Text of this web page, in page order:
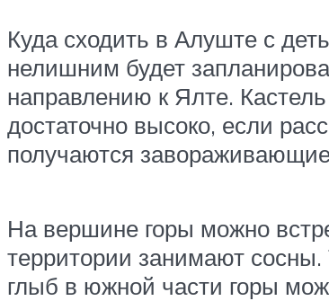
Куда сходить в Алуште с
нелишним будет
направлению к Ялте.
достаточно высоко, если
получаются
На вершине горы можно
территории занимают
глыб в южной части горы